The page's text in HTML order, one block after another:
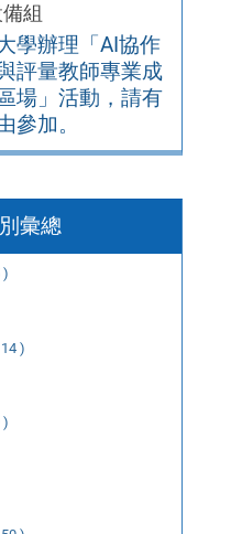
組
學辦理「AI協作
評量教師專業成
場」活動，請有
參加。
彙總
)
)
)